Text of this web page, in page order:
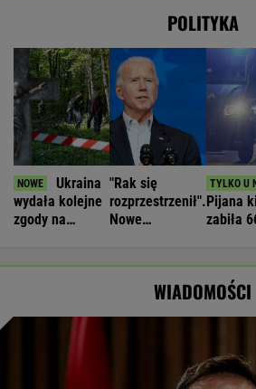
POLITYKA
Ukraina
wydała kolejne
zgody na
"Rak się
rozprzestrzenił".
Nowe
Pijana
zabiła
WIADOMOŚCI